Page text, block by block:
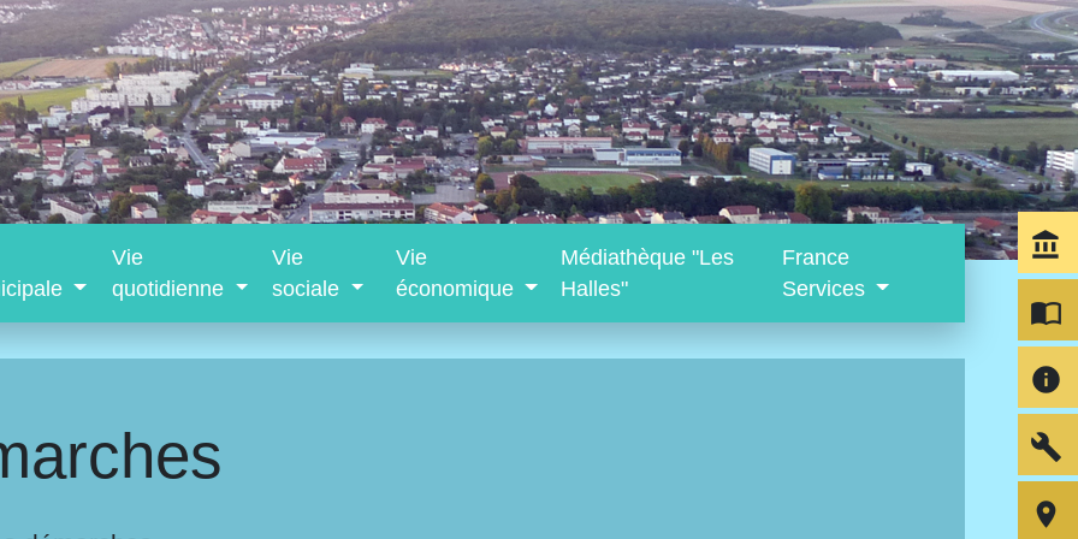
Vie
quotidienne
Vie
sociale
Vie
économique
Médiathèque "Les
Halles"
France
Services
account_balance
import_contacts
info
build
room